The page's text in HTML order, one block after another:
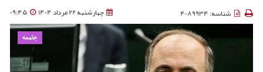
چهارشنبه 22 مرداد 1404 09:45 شناسه: 4089934
جامعه